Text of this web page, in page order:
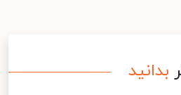
بدانید